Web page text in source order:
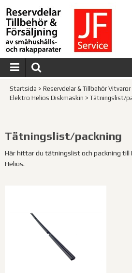
Startsida > Reservdelar & Tillbehör Vitvaror
Elektro Helios Diskmaskin > Tätningslist/
Tätningslist/packning
Här hittar du tätningslist och packning till
Helios.